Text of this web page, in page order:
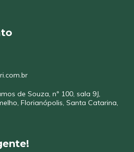
de Souza, nº 100, sala 9J,
Florianópolis, Santa Catarina,